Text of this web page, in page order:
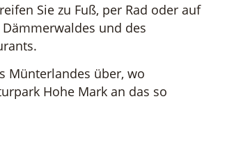
Sie zu Fuß, per Rad oder auf
und des
Münterlandes über, wo
Hohe Mark an das so